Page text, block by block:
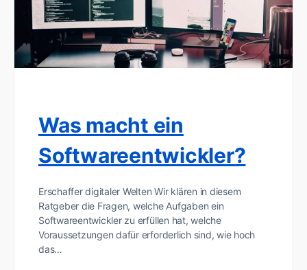
Was macht ein
Softwareentwickler?
Erschaffer digitaler Welten Wir klären in diesem
Ratgeber die Fragen, welche Aufgaben ein
Softwareentwickler zu erfüllen hat, welche
Voraussetzungen dafür erforderlich sind, wie hoch
das…